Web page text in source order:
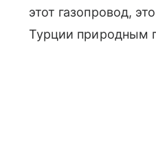
этот газопровод,
Турции природным